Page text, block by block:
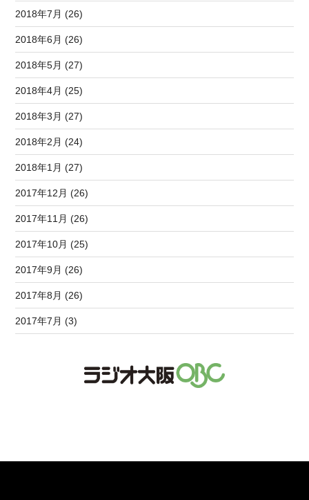
2018年7月 (26)
2018年6月 (26)
2018年5月 (27)
2018年4月 (25)
2018年3月 (27)
2018年2月 (24)
2018年1月 (27)
2017年12月 (26)
2017年11月 (26)
2017年10月 (25)
2017年9月 (26)
2017年8月 (26)
2017年7月 (3)